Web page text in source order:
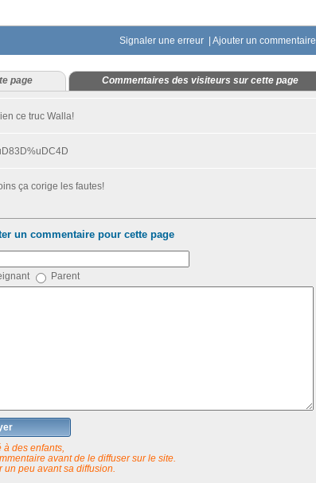
Signaler une erreur Ajouter un commentaire
page Commentaires des visiteurs sur cette page
ce truc Walla!
ça corige les fautes!
un commentaire pour cette page
Parent
des enfants,
avant de le diffuser sur le site.
un peu avant sa diffusion.